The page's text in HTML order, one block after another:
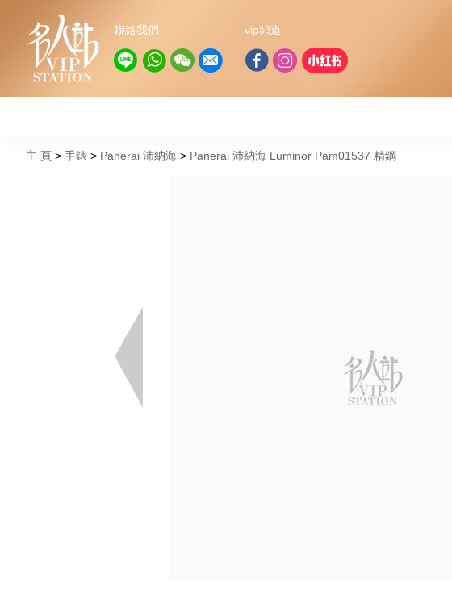
聯絡我們 vip頻道
主 頁 手錶 Panerai 沛納海 Panerai 沛納海 Luminor Pam01537 精鋼